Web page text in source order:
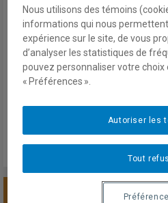
Lochard)
Journal of
Décembre
Nous utilisons des témoins
informations qui nous
expérience sur le site, de vous
d’analyser les statistiques de
pouvez personnaliser votre
« Préférences ».
Tout
Autoriser les